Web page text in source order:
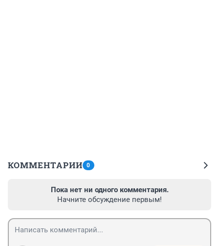
КОММЕНТАРИИ 0
Пока нет ни одного комментария.
Начните обсуждение первым!